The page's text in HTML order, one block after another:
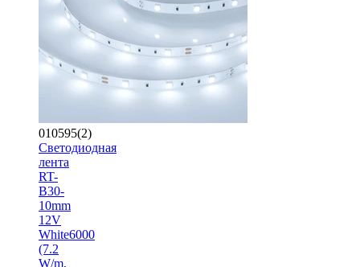
010595(2)
Светодиодная
лента
RT-
B30-
10mm
12V
White6000
(7.2
W/m,